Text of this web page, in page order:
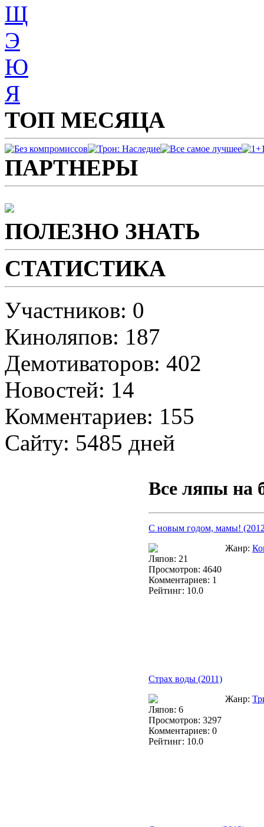
Щ
Э
Ю
Я
ТОП МЕСЯЦА
ПАРТНЕРЫ
ПОЛЕЗНО ЗНАТЬ
СТАТИСТИКА
Участников: 0
Киноляпов: 187
Демотиваторов: 402
Новостей: 14
Комментариев: 155
Сайту: 5485 дней
Все ляпы на
С новым годом, мамы!
Жанр:
Ляпов: 21
Просмотров: 4640
Комментариев: 1
Рейтинг: 10.0
Страх воды (2011)
Жанр:
Ляпов: 6
Просмотров: 3297
Комментариев: 0
Рейтинг: 10.0